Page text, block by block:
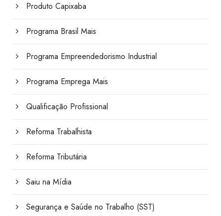
Produto Capixaba
Programa Brasil Mais
Programa Empreendedorismo Industrial
Programa Emprega Mais
Qualificação Profissional
Reforma Trabalhista
Reforma Tributária
Saiu na Mídia
Segurança e Saúde no Trabalho (SST)